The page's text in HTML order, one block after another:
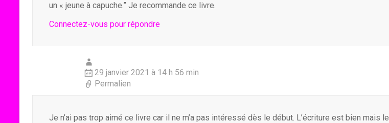
un « jeune à capuche.” Je recommande ce livre.
Connectez-vous pour répondre
29 janvier 2021 à 14 h 56 min
Permalien
Je n’ai pas trop aimé ce livre car il ne m’a pas intéressé dès le début. L’écriture est bien mais le